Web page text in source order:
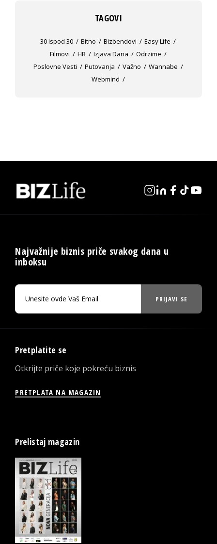
TAGOVI
30 Ispod 30 Bitno Bizbendovi
Easy Life
Filmovi
HR Izjava Dana
Odrzime
Poslovne Vesti
Putovanja Važno
Wannabe
Webmind
Najvažnije biznis priče svakog dana u
inboksu
PRIJAVI SE
Pretplatite se
Otkrijte priče koje pokreću biznis
PRETPLATA NA MAGAZIN
Prelistaj magazin